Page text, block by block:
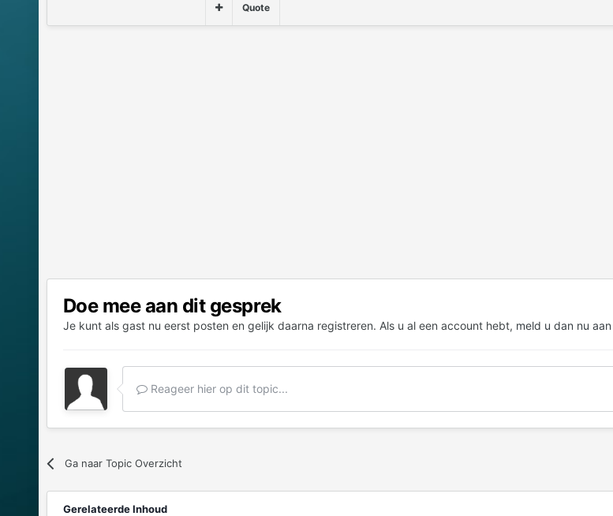
Quote
Doe mee aan dit gesprek
Je kunt als gast nu eerst posten en gelijk daarna registreren. Als u al een account hebt, meld u dan nu aan
Reageer hier op dit topic...
Ga naar Topic Overzicht
Gerelateerde Inhoud